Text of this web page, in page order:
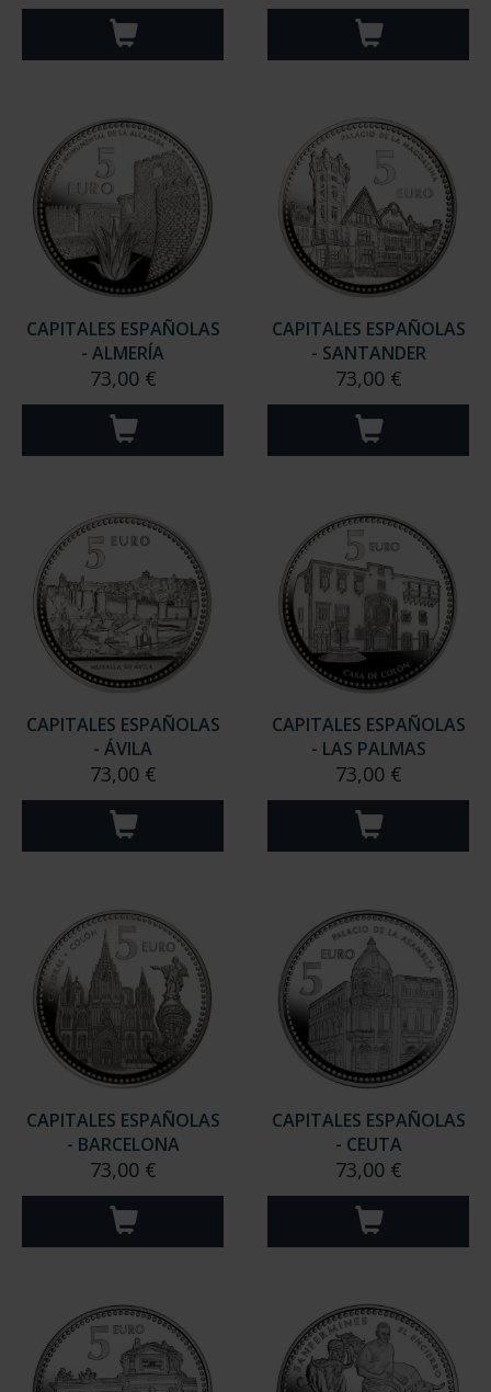
CAPITALES ESPAÑOLAS
- ALMERÍA
73,00 €
CAPITALES ESPAÑOLAS
- SANTANDER
73,00 €
CAPITALES ESPAÑOLAS
- ÁVILA
73,00 €
CAPITALES ESPAÑOLAS
- LAS PALMAS
73,00 €
CAPITALES ESPAÑOLAS
- BARCELONA
73,00 €
CAPITALES ESPAÑOLAS
- CEUTA
73,00 €